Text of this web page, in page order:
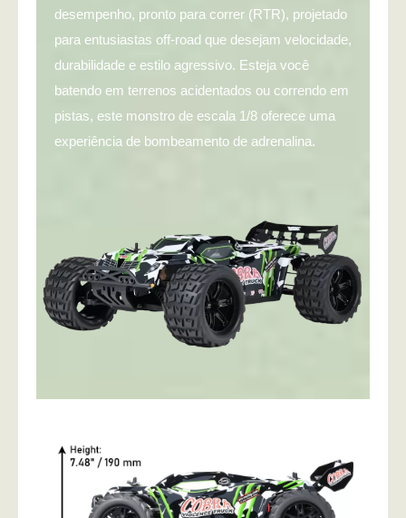
desempenho, pronto para correr (RTR), projetado
para entusiastas off-road que desejam velocidade,
durabilidade e estilo agressivo. Esteja você
batendo em terrenos acidentados ou correndo em
pistas, este monstro de escala 1/8 oferece uma
experiência de bombeamento de adrenalina.